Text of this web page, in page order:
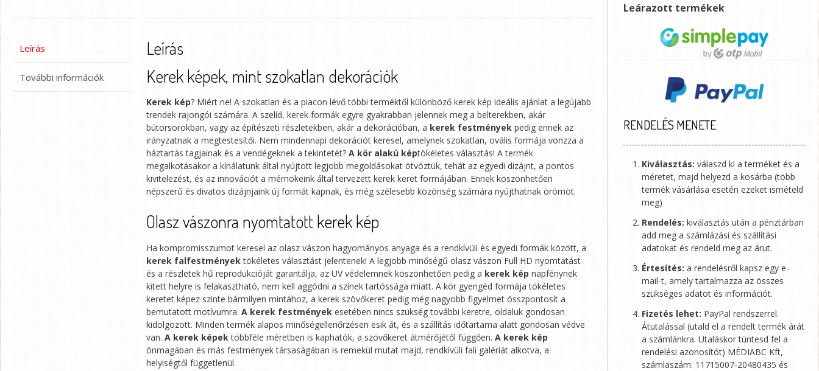
Vinci
-
A
Drawing
of
the
Proportions
of
a
Man’s
Body
mennyiség
Leírás
További információk
Leírás
Kerek képek, mint szokatlan dekorációk
Kerek kép? Miért ne! A szokatlan és a piacon lévő többi terméktől különböző kerek kép ideális ajánlat a legújabb
trendek rajongói számára. A szelíd, kerek formák egyre gyakrabban jelennek meg a belterekben, akár
bútorsorokban, vagy az építészeti részletekben, akár a dekorációban, a kerek festmények pedig ennek az
irányzatnak a megtestesítői. Nem mindennapi dekorációt keresel, amelynek szokatlan, ovális formája vonzza a
háztartás tagjainak és a vendégeknek a tekintetét?A kör alakú képtökéletes választás! A termék
megalkotásakor a kínálatunk által nyújtott legjobb megoldásokat ötvöztük, tehát az egyedi dizájnt, a pontos
kivitelezést, és az innovációt a mérnökeink által tervezett kerek keret formájában. Ennek köszönhetően
népszerű és divatos dizájnjaink új formát kapnak, és még szélesebb közönség számára nyújthatnak örömöt.
Olasz vászonra nyomtatott kerek kép
Ha kompromisszumot keresel az olasz vászon hagyományos anyaga és a rendkívüli és egyedi formák között, a
kerek falfestmények tökéletes választást jelentenek! A legjobb minőségű olasz vászon Full HD nyomtatást
és a részletek hű reprodukcióját garantálja, az UV védelemnek köszönhetően pedig a kerek kép napfénynek
kitett helyre is felakasztható, nem kell aggódni a színek tartóssága miatt. A kör gyengéd formája tökéletes
keretet képez szinte bármilyen mintához, a kerek szövőkeret pedig még nagyobb figyelmet összpontosít a
bemutatott motívumra.A kerek festmények esetében nincs szükség további keretre, oldaluk gondosan
kidolgozott. Minden termék alapos minőségellenőrzésen esik át, és a szállítás időtartama alatt gondosan védve
van.A kerek képek többféle méretben is kaphatók, a szövőkeret átmérőjétől függően.A kerek kép
önmagában és más festmények társaságában is remekül mutat majd, rendkívüli fali galériát alkotva, a
helyiségtől függetlenül.
Leárazott termékek
RENDELÉS MENETE
Kiválasztás: válaszd ki a terméket és a
méretet, majd helyezd a kosárba (több
termék vásárlása esetén ezeket ismételd
meg)
Rendelés: kiválasztás után a pénztárban
add meg a számlázási és szállítási
adatokat és rendeld meg az árut.
Értesítés: a rendelésről kapsz egy e-
mail-t, amely tartalmazza az összes
szükséges adatot és információt.
Fizetés lehet: PayPal rendszerrel.
Átutalással (utald el a rendelt termék árát
a számlánkra. Utaláskor tüntesd fel a
rendelési azonosítót) MÉDIABC Kft,
számlaszám: 11715007-20480435 és